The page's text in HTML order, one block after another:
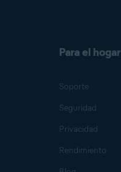
Para el hogar
Soporte
Seguridad
Privacidad
Rendimiento